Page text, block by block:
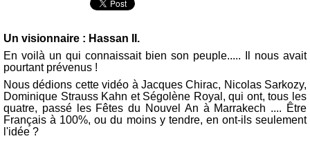
Un visionnaire : Hassan II.
En voilà un qui connaissait bien son peuple..... Il nous avait
pourtant prévenus !
Nous dédions cette vidéo à Jacques Chirac, Nicolas Sarkozy,
Dominique Strauss Kahn et Ségolène Royal, qui ont, tous les
quatre, passé les Fêtes du Nouvel An à Marrakech .... Être
Français à 100%, ou du moins y tendre, en ont-ils seulement
l'idée ?